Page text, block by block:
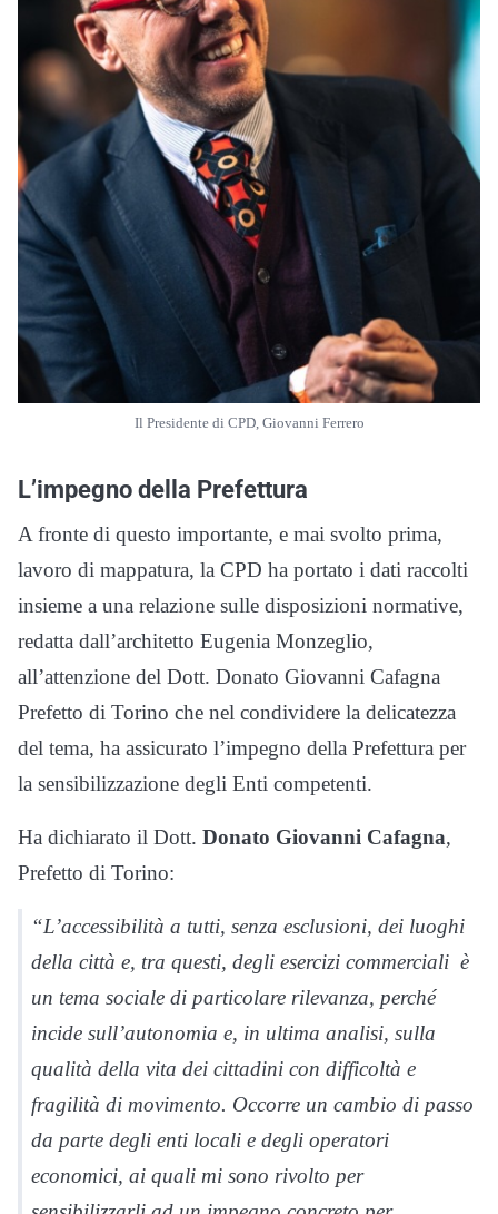
Il Presidente di CPD, Giovanni Ferrero
L’impegno della Prefettura
A fronte di questo importante, e mai svolto prima,
lavoro di mappatura, la CPD ha portato i dati raccolti
insieme a una relazione sulle disposizioni normative,
redatta dall’architetto Eugenia Monzeglio,
all’attenzione del Dott. Donato Giovanni Cafagna
Prefetto di Torino che nel condividere la delicatezza
del tema, ha assicurato l’impegno della Prefettura per
la sensibilizzazione degli Enti competenti.
Ha dichiarato il Dott. Donato Giovanni Cafagna,
Prefetto di Torino:
“L’accessibilità a tutti, senza esclusioni, dei luoghi
della città e, tra questi, degli esercizi commerciali è
un tema sociale di particolare rilevanza, perché
incide sull’autonomia e, in ultima analisi, sulla
qualità della vita dei cittadini con difficoltà e
fragilità di movimento. Occorre un cambio di passo
da parte degli enti locali e degli operatori
economici, ai quali mi sono rivolto per